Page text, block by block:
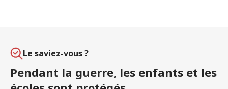
Le saviez-vous ?
Pendant la guerre, les enfants et les